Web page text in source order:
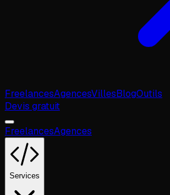
FreelancesAgencesVillesBlogOutils
Devis gratuit
FreelancesAgences
Services